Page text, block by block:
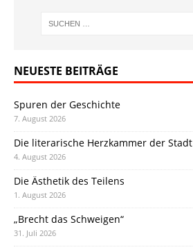
NEUESTE BEITRÄGE
Spuren der Geschichte
7. August 2026
Die literarische Herzkammer der Stadt
4. August 2026
Die Ästhetik des Teilens
1. August 2026
„Brecht das Schweigen“
31. Juli 2026